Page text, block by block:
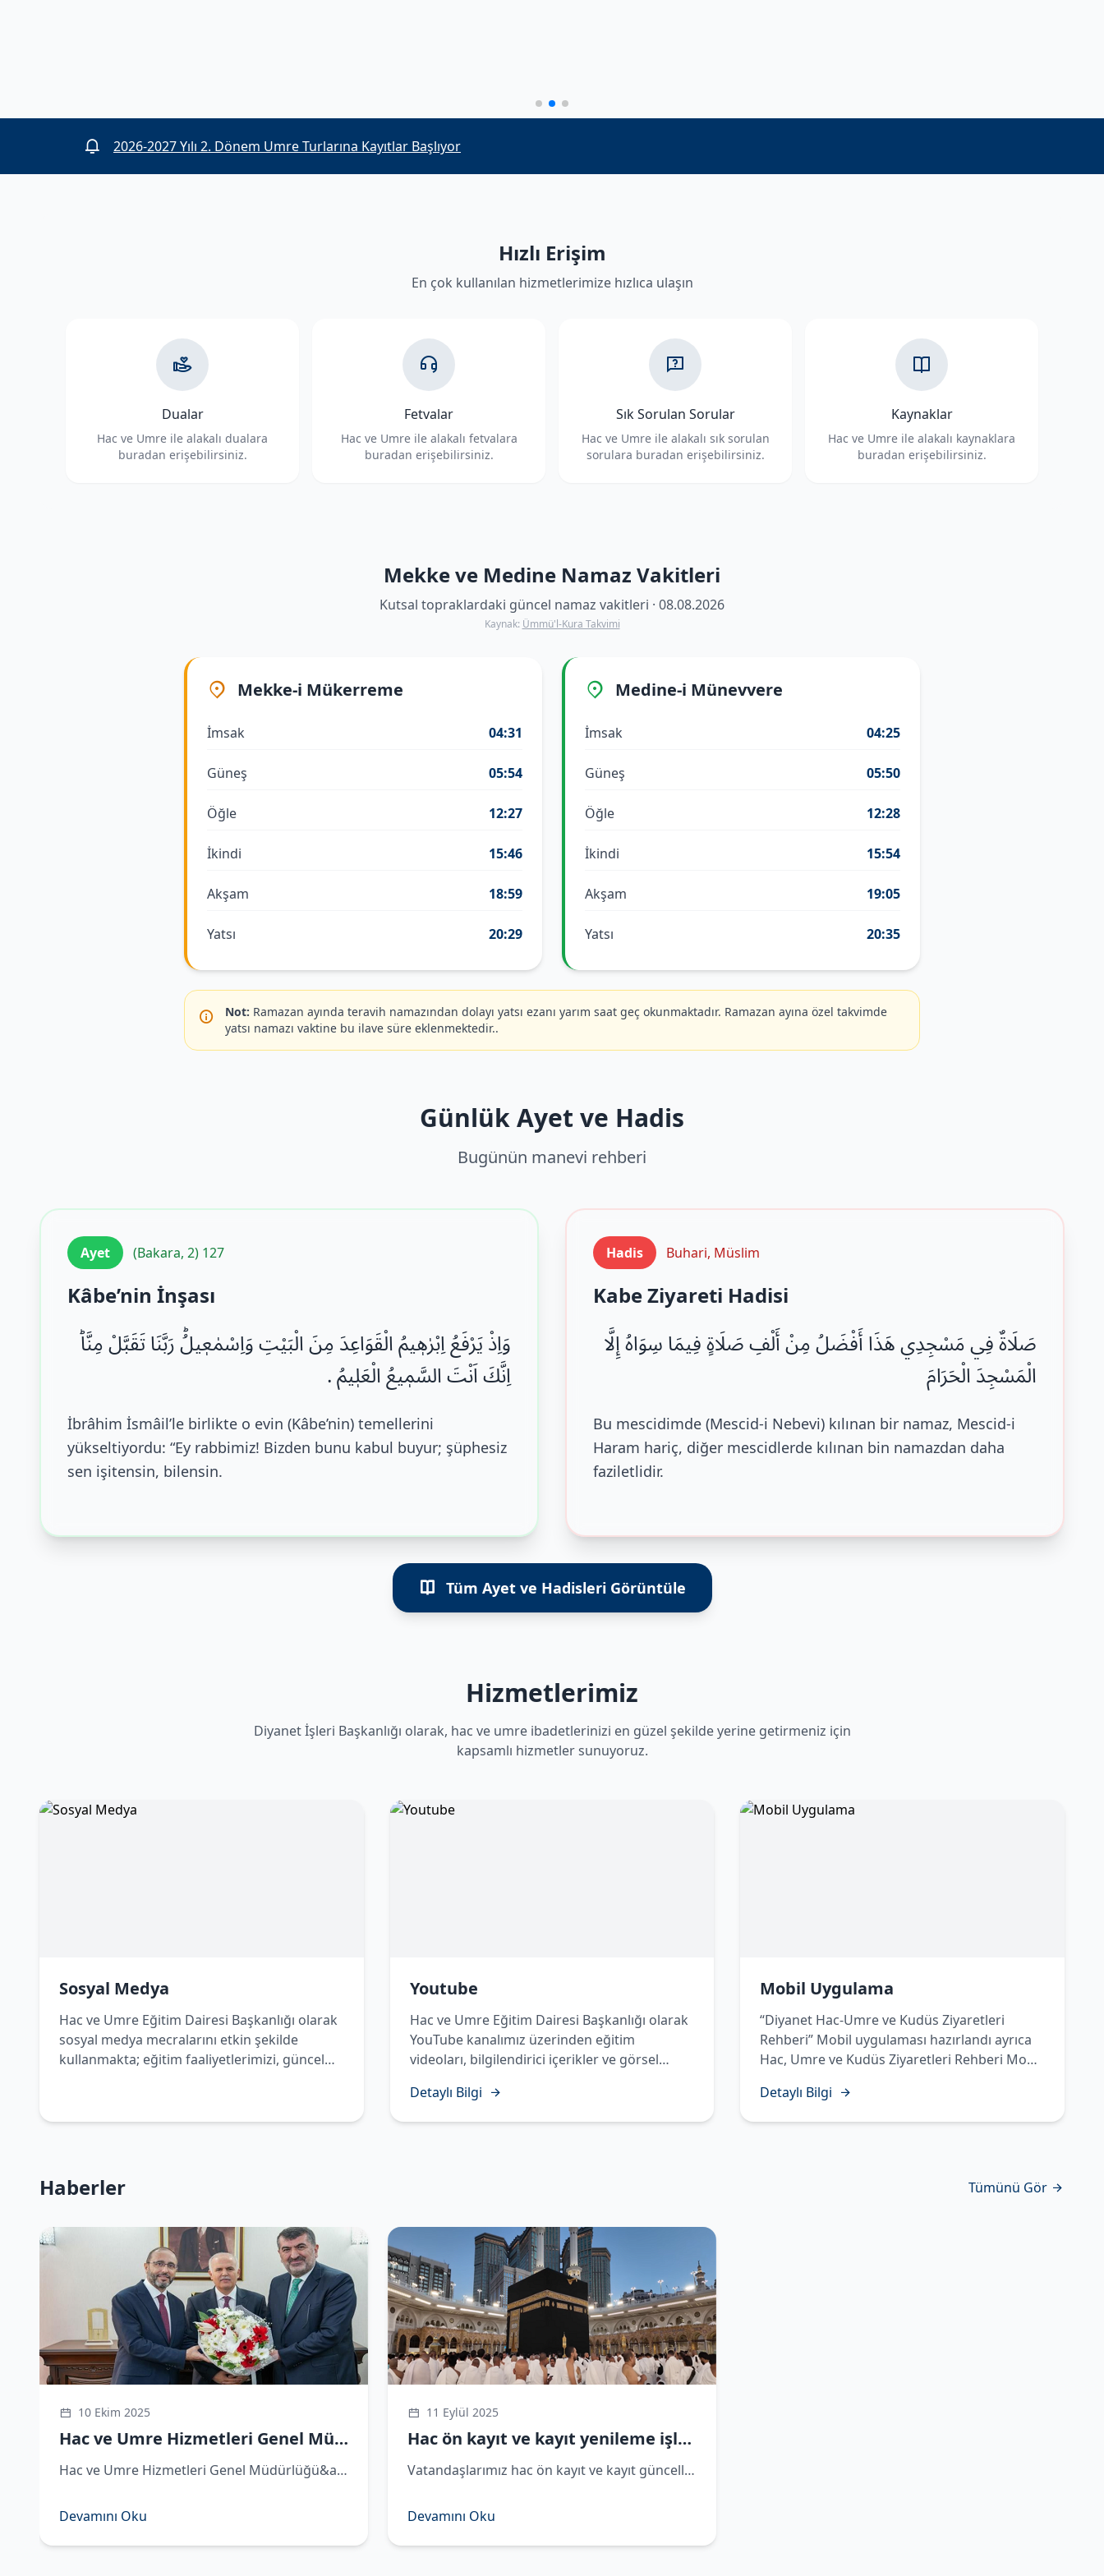
2025-2026 umre organizasyonunda görev alacak personelin mülakat sonuçları açıklandı
Hızlı Erişim
En çok kullanılan hizmetlerimize hızlıca ulaşın
Dualar
Hac ve Umre ile alakalı dualara
buradan erişebilirsiniz.
Fetvalar
Hac ve Umre ile alakalı fetvalara
buradan erişebilirsiniz.
Sık Sorulan Sorular
Hac ve Umre ile alakalı sık sorulan
sorulara buradan erişebilirsiniz.
Kaynaklar
Hac ve Umre ile alakalı kaynaklara
buradan erişebilirsiniz.
Mekke ve Medine Namaz Vakitleri
Kutsal topraklardaki güncel namaz vakitleri · 08.08.2026
Kaynak: Ümmü'l-Kura Takvimi
Mekke-i Mükerreme
İmsak 04:31
Güneş 05:54
Öğle 12:27
İkindi 15:46
Akşam 18:59
Yatsı 20:29
Medine-i Münevvere
İmsak 04:25
Güneş 05:50
Öğle 12:28
İkindi 15:54
Akşam 19:05
Yatsı 20:35
Not: Ramazan ayında teravih namazından dolayı yatsı ezanı yarım saat geç okunmaktadır. Ramazan ayına özel takvimde
yatsı namazı vaktine bu ilave süre eklenmektedir..
Günlük Ayet ve Hadis
Bugünün manevi rehberi
Ayet (Bakara, 2) 127
Kâbe’nin İnşası
وَاِذْ یَرْفَعُ اِبْرٰهٖیمُ الْقَوَاعِدَ مِنَ الْبَیْتِ وَاِسْمٰعٖیلُؕ رَبَّنَا تَقَبَّلْ مِنَّاؕ
اِنَّكَ اَنْتَ السَّمٖیعُ الْعَلٖیمُ .
İbrâhim İsmâil’le birlikte o evin (Kâbe’nin) temellerini
yükseltiyordu: “Ey rabbimiz! Bizden bunu kabul buyur; şüphesiz
sen işitensin, bilensin.
Hadis Buhari, Müslim
Kabe Ziyareti Hadisi
صَلَاةٌ فِي مَسْجِدِي هَذَا أَفْضَلُ مِنْ أَلْفِ صَلَاةٍ فِيمَا سِوَاهُ إِلَّا
الْمَسْجِدَ الْحَرَامَ
Bu mescidimde (Mescid-i Nebevi) kılınan bir namaz, Mescid-i
Haram hariç, diğer mescidlerde kılınan bin namazdan daha
faziletlidir.
Tüm Ayet ve Hadisleri Görüntüle
Hizmetlerimiz
Diyanet İşleri Başkanlığı olarak, hac ve umre ibadetlerinizi en güzel şekilde yerine getirmeniz için
kapsamlı hizmetler sunuyoruz.
Sosyal Medya
Hac ve Umre Eğitim Dairesi Başkanlığı olarak
sosyal medya mecralarını etkin şekilde
kullanmakta; eğitim faaliyetlerimizi, güncel
vatandaşlarımızla paylaşmaktayız. Bizleri
Umre yolculuğunuza dair doğru ve güncel
bilgilere kolaylıkla ulaşabilirsiniz.
Sosyal Medya Hesaplarımız
https://x.com/hacveumredib
https://www.instagram.com/hacveumredib
https://www.facebook.com/hacveumredib
https://sosyal.teknofest.app/@hacveumredib
https://www.youtube.com/@hacveumredib
Youtube
Hac ve Umre Eğitim Dairesi Başkanlığı olarak
YouTube kanalımız üzerinden eğitim
videoları, bilgilendirici içerikler ve görsel
Hac ve Umre ibadetlerine en doğru şekilde
hazırlanmalarını desteklemekteyiz. Kanalımızı
Detaylı Bilgi
Mobil Uygulama
“Diyanet Hac-Umre ve Kudüs Ziyaretleri
Rehberi” Mobil uygulaması hazırlandı ayrıca
Hac, Umre ve Kudüs Ziyaretleri Rehberi Mobil
sesli, görüntülü ve işaret diliyle hazırlanarak
vatandaşlarımızın istifadesine sunuldu.
Detaylı Bilgi
Haberler Tümünü Gör
10 Ekim 2025
Hac ve Umre Hizmetleri Genel Müdürü Demirhan göreve başladı
Hac ve Umre Hizmetleri Genel Müdürlüğü&amp;#039;ne atanan Hüseyin Demirhan görevi Remzi Bircan&amp;#039;dan devraldı. ​Hac ve Umre Hizmetleri Genel Müdürlüğü&amp;#039;ne atanan Hüseyin Demirhan, Diyanet İşleri Başkanlığı&amp;#039;nda d
Devamını Oku
11 Eylül 2025
Hac ön kayıt ve kayıt yenileme işlemleri devam ediyor
​Vatandaşlarımız hac ön kayıt ve kayıt güncelleme işlemlerini, 5 Eylül 2025 tarihine kadar e-Devlet üzerinden yapabilecekler.
Devamını Oku